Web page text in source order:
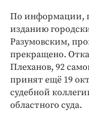
По информации,
изданию
Разумовским,
прекращено.
Плеханов, 92
принят ещё 19
судебной
областного суда.